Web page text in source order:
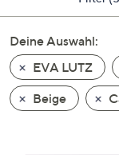
und
nach
unten
oder
wischen
Sie
Deine Auswahl:
EVA LUTZ
Beige